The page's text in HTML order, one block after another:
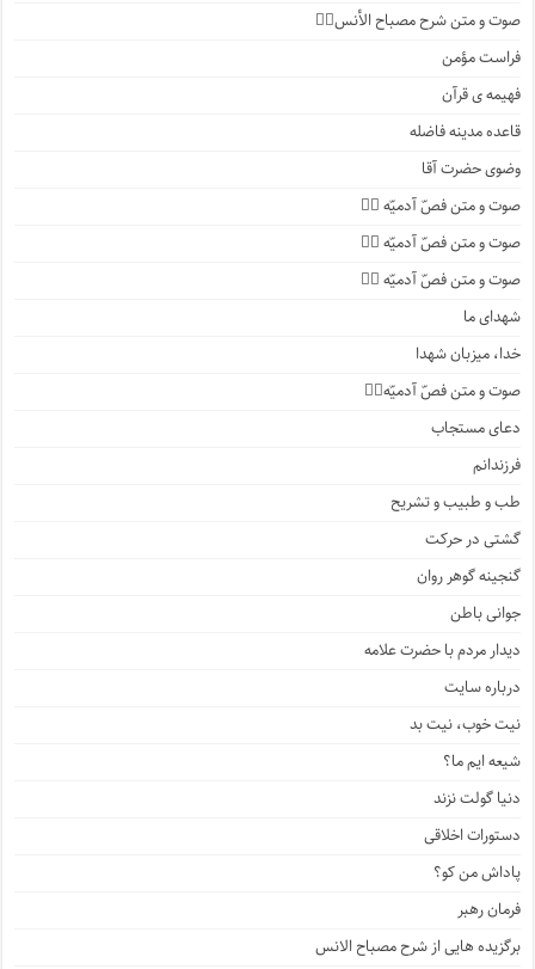
صوت و متن شرح مصباح الأنس۱️⃣
فراست مؤمن
فهیمه ی قرآن
قاعده مدینه فاضله
وضوی حضرت آقا
صوت و متن فصّ آدمیّه ۴️⃣
صوت و متن فصّ آدمیّه ۳️⃣
صوت و متن فصّ آدمیّه ۲️⃣
شهدای ما
خدا، میزبان شهدا
صوت و متن فصّ آدمیّه۱️⃣
دعای مستجاب
فرزندانم
طب و طبیب و تشریح
گشتی در حرکت
گنجینه گوهر روان
جوانی باطن
دیدار مردم با حضرت علامه
درباره سایت
نیت خوب، نیت بد
شیعه ایم ما؟
دنیا گولت نزند
دستورات اخلاقی
پاداش من کو؟
فرمان رهبر
برگزیده هایی از شرح مصباح الانس